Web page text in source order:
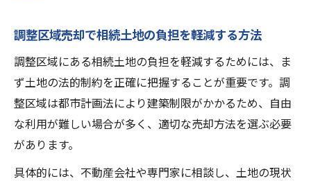
調整区域売却で相続土地の負担を軽減する方法
調整区域にある相続土地の負担を軽減するためには、ま
ず土地の法的制約を正確に把握することが重要です。調
整区域は都市計画法により建築制限がかかるため、自由
な利用が難しい場合が多く、適切な売却方法を選ぶ必要
があります。
具体的には、不動産会社や専門家に相談し、土地の現状